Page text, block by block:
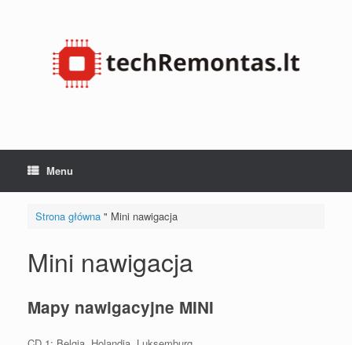
Menu
Strona główna" Mini nawigacja
Mini nawigacja
Mapy nawigacyjne MINI